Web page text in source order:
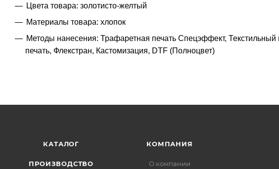
Цвета товара: золотисто-желтый
Материалы товара: хлопок
Методы нанесения: Трафаретная печать Спецэффект,
печать, Флекстран, Кастомизация, DTF (Полноцвет)
КАТАЛОГ
ПРОИЗВОДСТВО
КОМПАНИЯ
О компании